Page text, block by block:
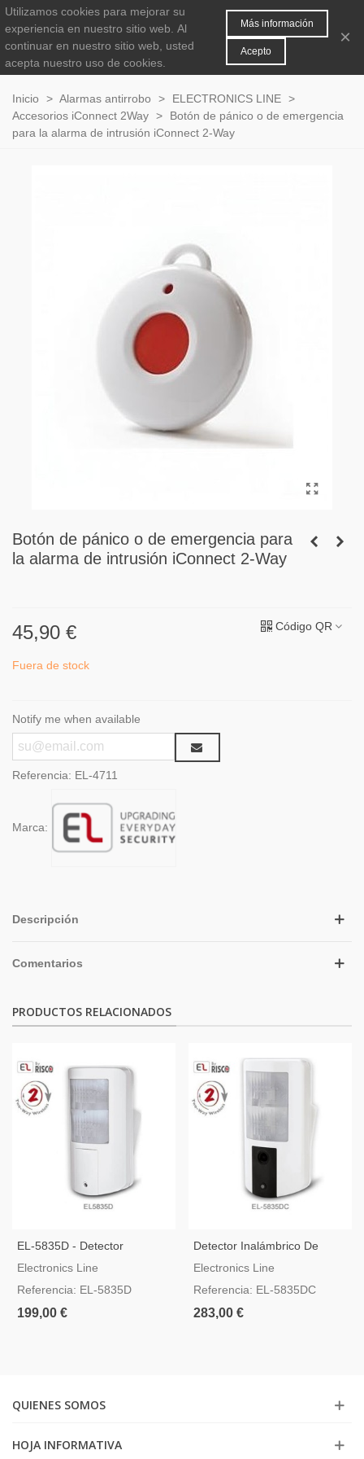
0
Inicio > Alarmas antirrobo > ELECTRONICS LINE >
Accesorios iConnect 2Way >
Botón de pánico o de emergencia
para la alarma de intrusión iConnect 2-Way
Botón de pánico o de emergencia para
la alarma de intrusión iConnect 2-Way
45,90 € Código QR
Fuera de stock
Notify me when available
Referencia: EL-4711
Marca:
Descripción
Comentarios
PRODUCTOS RELACIONADOS
EL-5835D - Detector
Inalámbrico Para Exteriores
Electronics Line
Referencia: EL-5835D
199,00 €
Detector Inalámbrico De
Doble Tecnología Para
Electronics Line
Referencia: EL-5835DC
283,00 €
QUIENES SOMOS
HOJA INFORMATIVA
Utilizamos cookies para mejorar su
experiencia en nuestro sitio web. Al
continuar en nuestro sitio web, usted
acepta nuestro uso de cookies.
Más información
Acepto
×